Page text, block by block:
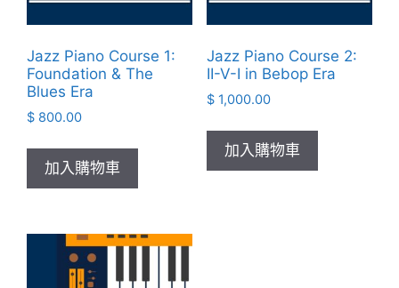
Jazz Piano Course 1:
Foundation & The
Blues Era
$ 800.00
加入購物車
Jazz Piano Course 2:
II-V-I in Bebop Era
$1,000.00
加入購物車